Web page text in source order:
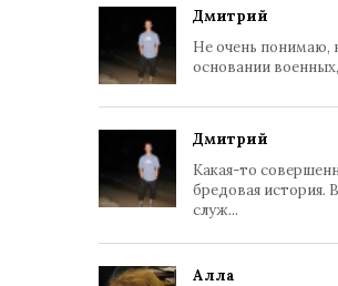
Дмитрий
Не очень понимаю,
основании
Дмитрий
Какая-то
бредовая история.
служ...
Алла